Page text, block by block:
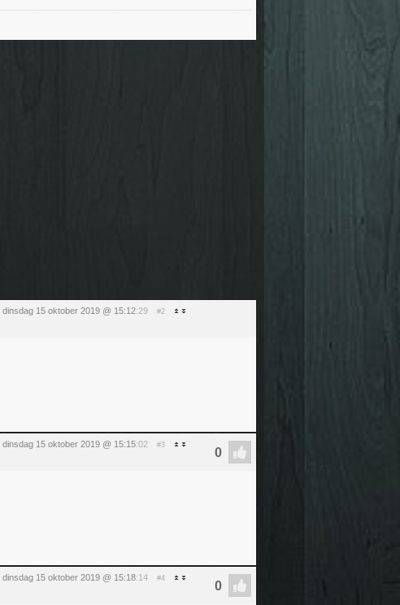
dinsdag 15 oktober 2019 @ 15:12:29 #2
dinsdag 15 oktober 2019 @ 15:15:02 #3
dinsdag 15 oktober 2019 @ 15:18:14 #4